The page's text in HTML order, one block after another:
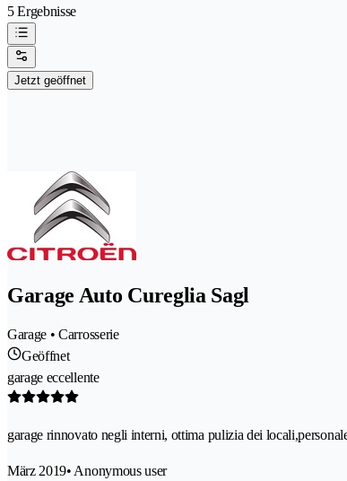
5 Ergebnisse
Jetzt geöffnet
Garage Auto Cureglia Sagl
Garage • Carrosserie
Geöffnet
garage eccellente
garage rinnovato negli interni, ottima pulizia dei
März 2019• Anonymous user